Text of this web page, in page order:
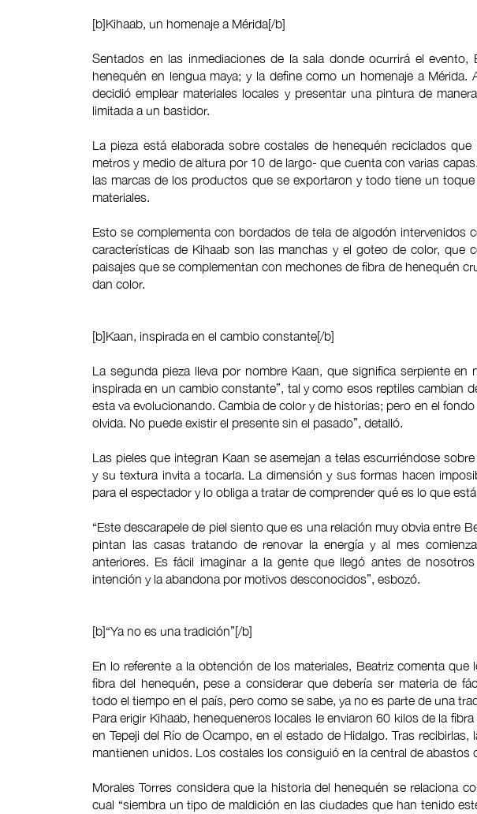
[b]Kihaab, un homenaje a Mérida[/b]
Sentados en las inmediaciones de la sala donde ocurrirá el evento,
henequén en lengua maya; y la define como un homenaje a Mérida.
decidió emplear materiales locales y presentar una pintura de
limitada a un bastidor.
La pieza está elaborada sobre costales de henequén reciclados
metros y medio de altura por 10 de largo- que cuenta con varias
las marcas de los productos que se exportaron y todo tiene un
materiales.
Esto se complementa con bordados de tela de algodón intervenidos
características de Kihaab son las manchas y el goteo de color, que
paisajes que se complementan con mechones de fibra de henequén
dan color.
[b]Kaan, inspirada en el cambio constante[/b]
La segunda pieza lleva por nombre Kaan, que significa serpiente en
inspirada en un cambio constante”, tal y como esos reptiles cambian
esta va evolucionando. Cambia de color y de historias; pero en el
olvida. No puede existir el presente sin el pasado”, detalló.
Las pieles que integran Kaan se asemejan a telas escurriéndose
y su textura invita a tocarla. La dimensión y sus formas hacen
para el espectador y lo obliga a tratar de comprender qué es lo que
“Este descarapele de piel siento que es una relación muy obvia entre
pintan las casas tratando de renovar la energía y al mes
anteriores. Es fácil imaginar a la gente que llegó antes de
intención y la abandona por motivos desconocidos”, esbozó.
[b]“Ya no es una tradición”[/b]
En lo referente a la obtención de los materiales, Beatriz comenta
fibra del henequén, pese a considerar que debería ser materia de
todo el tiempo en el país, pero como se sabe, ya no es parte de una
Para erigir Kihaab, henequeneros locales le enviaron 60 kilos de la
en Tepeji del Río de Ocampo, en el estado de Hidalgo. Tras
mantienen unidos. Los costales los consiguió en la central de abastos
Morales Torres considera que la historia del henequén se relaciona
cual “siembra un tipo de maldición en las ciudades que han tenido